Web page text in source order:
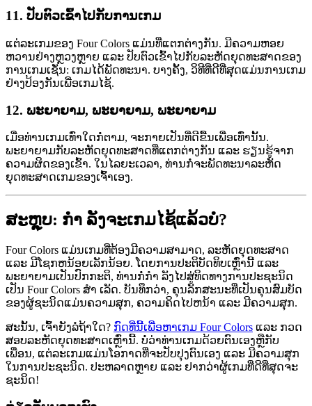
11. ປັບຕົວເຂົ້າໄປກັບການເກມ
ແຕ່ລະເກມຂອງ Four Colors ແມ່ນທີ່ແຕກຕ່າງກັນ. ມີຄວາມຫອຍ
ຫວານຢ່າງຫຼວງຫຼາຍ ແລະ ປັບຕົວເຂົ້າໄປກັບລະຫັດຍຸດທະສາດຂອງ
ການເກມເຊັ່ນ: ເກມໄດ້ພັດທະນາ. ບາງຄັ້ງ, ວິທີທີ່ດີທີ່ສຸດແມ່ນການເກມ
ຢ່າງປ້ອງກັນເພື່ອເກມໄຊ້.
12. ພະຍາຍາມ, ພະຍາຍາມ, ພະຍາຍາມ
ເມື່ອທ່ານເກມເທົ່າໃດກໍ່ຕາມ, ຈະກາຍເປັນທີ່ດີຂື້ນເພື່ອເທົ່ານັ້ນ.
ພະຍາຍາມກັບລະຫັດຍຸດທະສາດທີ່ແຕກຕ່າງກັນ ແລະ ຮຽນຮູ້ຈາກ
ຄວາມຜິດຂອງເຂົ້າ. ໃນໄລຍະເວລາ, ທ່ານກໍ່ຈະພັດທະນາລະຫັດ
ຍຸດທະສາດເກມຂອງເຈົ້າເອງ.
ສະຫຼຸບ: ກຳ ລັງຈະເກມໄຊ້ແລ້ວບໍ?
Four Colors ແມ່ນເກມທີ່ຕ້ອງມີຄວາມສາມາດ, ລະຫັດຍຸດທະສາດ
ແລະ ມີໂຊກຫນ້ອຍເລັກນ້ອຍ. ໂດຍການປະຕິບັດທິບເຫຼົ່ານີ້ ແລະ
ພະຍາຍາມເປັນປົກກະຕິ, ທ່ານກໍ່ກຳ ລັງໄປສູ່ທິດທາງການປະຊະນິດ
ເປັນ Four Colors ສຳ ເລັດ. ບັນທຶກວ່າ, ຄຸນລັກສະນະທີ່ເປັນຄຸນສົມບັດ
ຂອງຜູ້ຊະນິດແມ່ນຄວາມສຸກ, ຄວາມຄິດໄປຫນ້າ ແລະ ມີຄວາມສຸກ.
ສະນັ້ນ, ເຈົ້າຍັງລໍຖ້າໃດ? ກົດທີ່ນີ້ເພື່ອຫາເກມ Four Colors ແລະ ກວດ
ສອບລະຫັດຍຸດທະສາດເຫຼົ່ານີ້. ບໍ່ວ່າທ່ານເກມດ້ວຍຕົນເອງຫຼືກັບ
ເພື່ອນ, ແຕ່ລະເກມແມ່ນໂອກາດທີ່ຈະປັບປຸງຕົນເອງ ແລະ ມີຄວາມສຸກ
ໃນການປະຊະນິດ. ປະຫລາດຫຼາຍ ແລະ ຢາກວ່າຜູ້ເກມທີ່ດີທີ່ສຸດຈະ
ຊະນິດ!